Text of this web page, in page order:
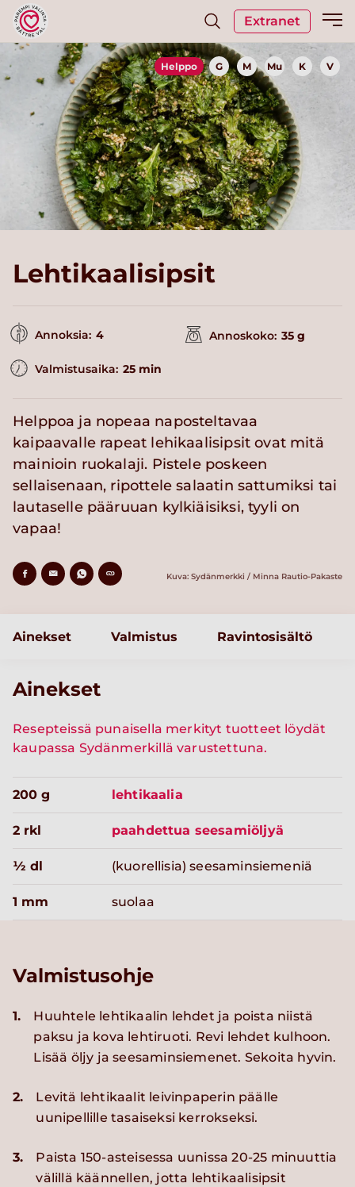
Extranet
Helppo G M Mu K V
Lehtikaalisipsit
Annoksia: 4 Annoskoko: 35 g
Valmistusaika: 25 min
Helppoa ja nopeaa naposteltavaa
kaipaavalle rapeat lehikaalisipsit ovat mitä
mainioin ruokalaji. Pistele poskeen
sellaisenaan, ripottele salaatin sattumiksi tai
lautaselle pääruuan kylkiäisiksi, tyyli on
vapaa!
Kuva: Sydänmerkki / Minna Rautio-Pakaste
Ainekset Valmistus Ravintosisältö
Ainekset
Resepteissä punaisella merkityt tuotteet löydät
kaupassa Sydänmerkillä varustettuna.
200 g lehtikaalia
2 rkl paahdettua seesamiöljyä
½ dl (kuorellisia) seesaminsiemeniä
1 mm suolaa
Valmistusohje
1.
Huuhtele lehtikaalin lehdet ja poista niistä
paksu ja kova lehtiruoti. Revi lehdet kulhoon.
Lisää öljy ja seesaminsiemenet. Sekoita hyvin.
2.
Levitä lehtikaalit leivinpaperin päälle
uunipellille tasaiseksi kerrokseksi.
3.
Paista 150-asteisessa uunissa 20-25 minuuttia
välillä käännellen, jotta lehtikaalisipsit